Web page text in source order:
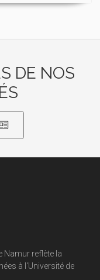
DE NOS
Namur reflète la
à l'Université de